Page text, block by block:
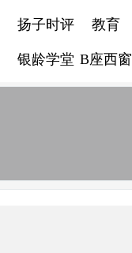
扬子时评 教育
银龄学堂 B座西窗